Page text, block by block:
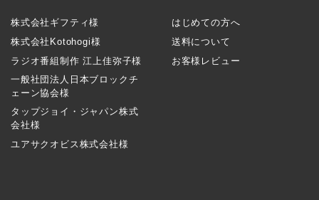
株式会社ギフティ様
株式会社Kotohogi様
ラジオ番組制作 江上佳弥子様
一般社団法人日本ブロックチ
ェーン協会様
タップジョイ・ジャパン株式
会社様
ユアサクオビス株式会社様
はじめての方へ
送料について
お客様レビュー